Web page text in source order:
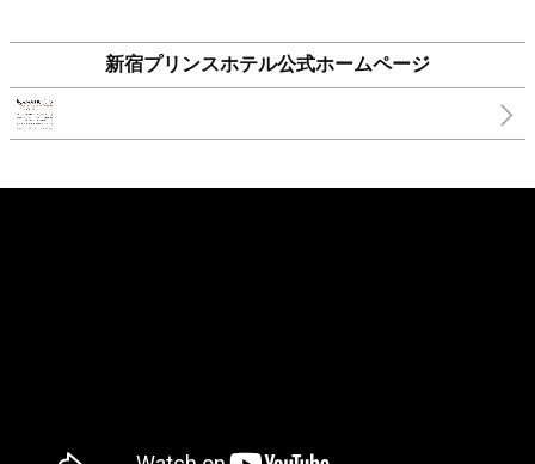
新宿プリンスホテル公式ホームページ